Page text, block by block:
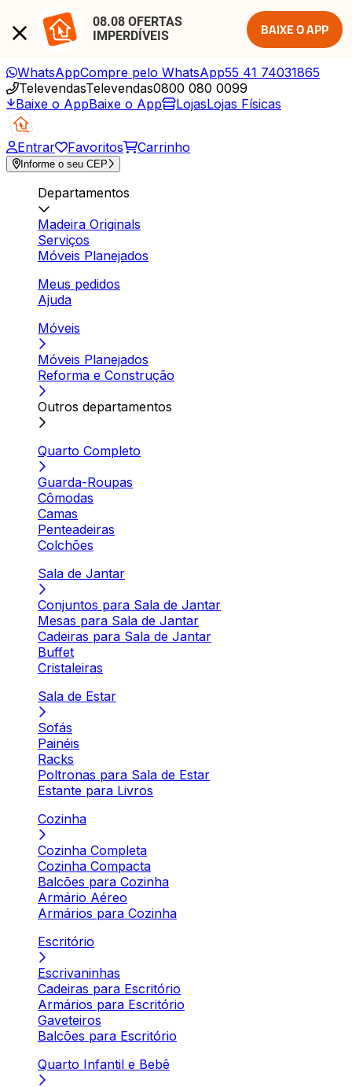
08.08 OFERTAS
IMPERDÍVEIS
BAIXE O APP
WhatsAppCompre pelo WhatsApp55 41 74031865
TelevendasTelevendas0800 080 0099
Baixe o AppBaixe o App LojasLojas Físicas
Entrar Favoritos Carrinho
Informe o seu CEP
Departamentos
Madeira Originals
Serviços
Móveis Planejados
Meus pedidos
Ajuda
Móveis
Móveis Planejados
Reforma e Construção
Outros departamentos
Quarto Completo
Guarda-Roupas
Cômodas
Camas
Penteadeiras
Colchões
Sala de Jantar
Conjuntos para Sala de Jantar
Mesas para Sala de Jantar
Cadeiras para Sala de Jantar
Buffet
Cristaleiras
Sala de Estar
Sofás
Painéis
Racks
Poltronas para Sala de Estar
Estante para Livros
Cozinha
Cozinha Completa
Cozinha Compacta
Balcões para Cozinha
Armário Aéreo
Armários para Cozinha
Escritório
Escrivaninhas
Cadeiras para Escritório
Armários para Escritório
Gaveteiros
Balcões para Escritório
Quarto Infantil e Bebê